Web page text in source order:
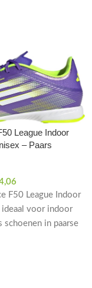
League Indoor
– Paars
F50 League Indoor
voor indoor
schoenen in paarse